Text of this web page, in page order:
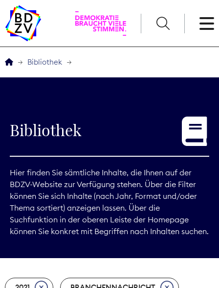
Service
Digitales
Kommunikation
Marktdaten
Bibliothek
Bibliothek
Hier finden Sie sämtliche Inhalte, die Ihnen auf der
BDZV-Website zur Verfügung stehen. Über die Filter
können Sie sich Inhalte (nach Jahr, Format und/oder
Thema sortiert) anzeigen lassen. Über die
Suchfunktion in der oberen Leiste der Homepage
können Sie konkret mit Begriffen nach Inhalten suchen.